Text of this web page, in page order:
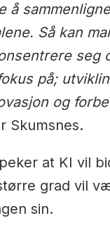
å
Så kan
seg
på;
og
Skumsnes.
at KI vil
grad vil
sin.